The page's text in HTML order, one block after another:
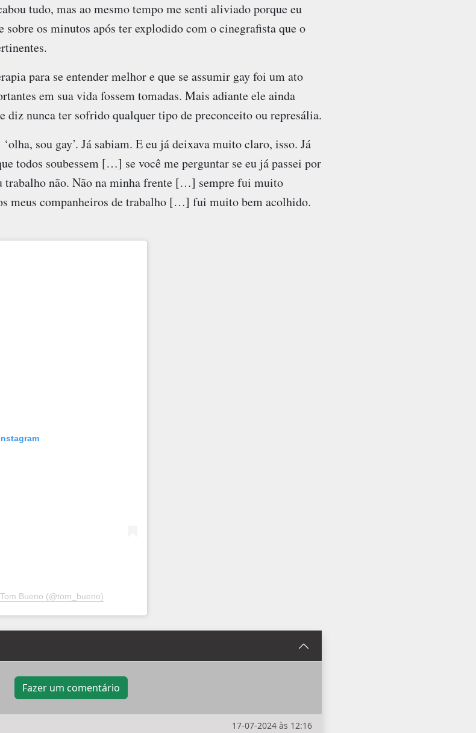
tudo, mas ao mesmo tempo me senti aliviado porque eu
sobre os minutos após ter explodido com o cinegrafista que o
para se entender melhor e que se assumir gay foi um ato
em sua vida fossem tomadas. Mais adiante ele ainda
diz nunca ter sofrido qualquer tipo de preconceito ou represália.
sou gay’. Já sabiam. E eu já deixava muito claro, isso. Já
todos soubessem […] se você me perguntar se eu já passei por
trabalho não. Não na minha frente […] sempre fui muito
meus companheiros de trabalho […] fui muito bem acolhido.
Bueno (@tom_bueno)
Fazer um comentário
17-07-2024 às 12:16